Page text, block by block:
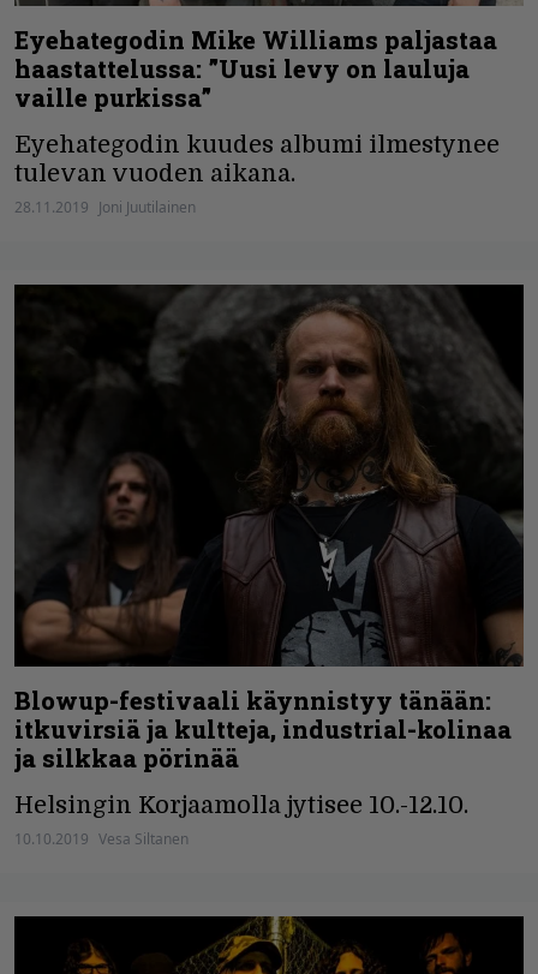
Eyehategodin Mike Williams paljastaa
haastattelussa: ”Uusi levy on lauluja
vaille purkissa”
Eyehategodin kuudes albumi ilmestynee
tulevan vuoden aikana.
28.11.2019 Joni Juutilainen
Blowup-festivaali käynnistyy tänään:
itkuvirsiä ja kultteja, industrial-kolinaa
ja silkkaa pörinää
Helsingin Korjaamolla jytisee 10.-12.10.
10.10.2019 Vesa Siltanen